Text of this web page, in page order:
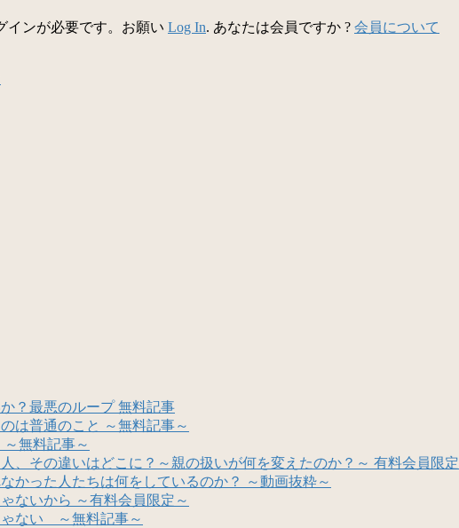
インが必要です。お願い Log In. あなたは会員ですか ? 会員について
？最悪のループ 無料記事
は普通のこと ～無料記事～
無料記事～
、その違いはどこに？～親の扱いが何を変えたのか？～ 有料会員限定
かった人たちは何をしているのか？ ～動画抜粋～
ないから ～有料会員限定～
ない ～無料記事～